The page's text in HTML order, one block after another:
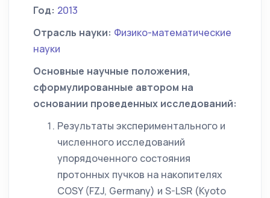
Год: 2013
Отрасль науки: Физико-математические
науки
Основные научные положения,
сформулированные автором на
основании проведенных исследований:
Результаты экспериментального и
численного исследований
упорядоченного состояния
протонных пучков на накопителях
COSY (FZJ, Germany) и S-LSR (Kyoto